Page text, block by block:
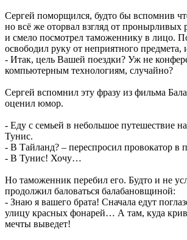
Сергей поморщился, будто бы вспомнив
но всё же оторвал взгляд от пронырливых
и смело посмотрел таможеннику в лицо.
освободил руку от неприятного предмета,
- Итак, цель Вашей поездки? Уж не
компьютерным технологиям, случайно?
Сергей вспомнил эту фразу из фильма
оценил юмор.
- Еду с семьей в небольшое путешествие
Тунис.
- В Тайланд? – переспросил провокатор в
- В Тунис! Хочу…
Но таможенник перебил его. Будто и не
продолжил баловаться балабановщиной:
- Знаю я вашего брата! Сначала едут
улицу красных фонарей… А там, куда
мечты выведет!